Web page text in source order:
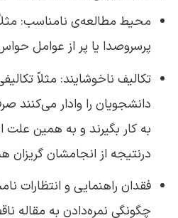
محیط مطالعه‌ی نامناسب:
پرسروصدا یا پر از عوامل
تکالیف ناخوشایند: مثلاً
دانشجویان را وادار می‌کنند
به‌ کار بگیرند و به همین علت
درنتیجه از انجامشان گریزان
فقدان راهنمایی و انتظارات
چگونگی نمره‌دادن به مقاله